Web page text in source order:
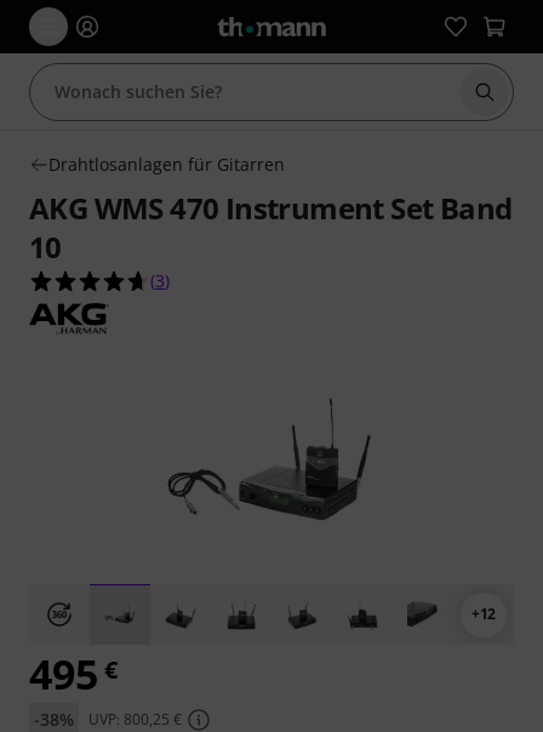
Suche
Drahtlosanlagen für Gitarren
AKG WMS 470 Instrument Set Band
10
4.7 von 5 Sternen aus 3 Kundenbewertungen
(3)
+12
495 €
-38% UVP: 800,25 €